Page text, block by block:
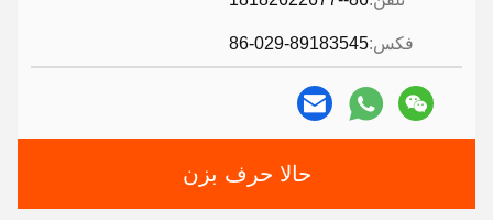
فکس:86-029-89183545
حالا حرف بزن